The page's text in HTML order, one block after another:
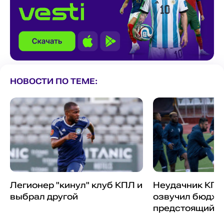
НОВОСТИ ПО ТЕМЕ:
Легионер "кинул" клуб КПЛ и
выбрал другой
Неудачник
озвучил
предстоящий